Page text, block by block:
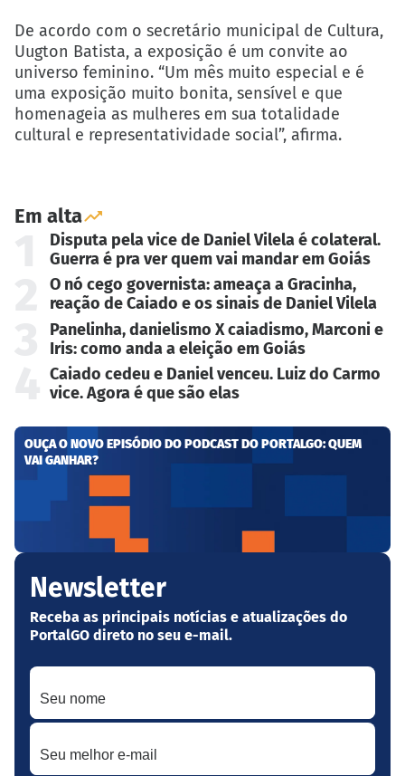
De acordo com o secretário municipal de Cultura,
Uugton Batista, a exposição é um convite ao
universo feminino. “Um mês muito especial e é
uma exposição muito bonita, sensível e que
homenageia as mulheres em sua totalidade
cultural e representatividade social”, afirma.
Em alta
Disputa pela vice de Daniel Vilela é colateral.
Guerra é pra ver quem vai mandar em Goiás
O nó cego governista: ameaça a Gracinha,
reação de Caiado e os sinais de Daniel Vilela
Panelinha, danielismo X caiadismo, Marconi e
Iris: como anda a eleição em Goiás
Caiado cedeu e Daniel venceu. Luiz do Carmo
vice. Agora é que são elas
OUÇA O NOVO EPISÓDIO DO PODCAST DO PORTALGO: QUEM
VAI GANHAR?
Newsletter
Receba as principais notícias e atualizações do
PortalGO direto no seu e-mail.
Seu nome
Seu melhor e-mail